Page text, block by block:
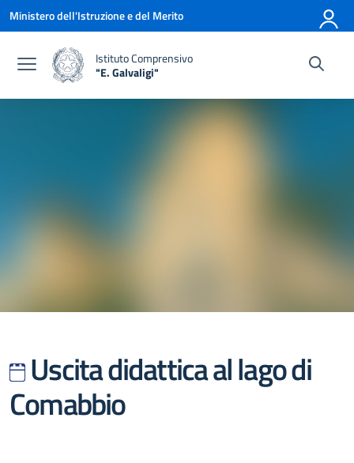
Vai ai contenuti
Vai al menu di navigazione
Vai al footer
Ministero dell'Istruzione e del Merito
Istituto Comprensivo
"E. Galvaligi"
— Visita la pagina iniziale della scuola
Uscita didattica al lago di
Comabbio